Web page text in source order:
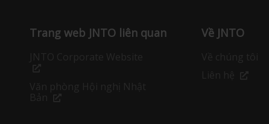
Trang web JNTO liên quan Về JNTO